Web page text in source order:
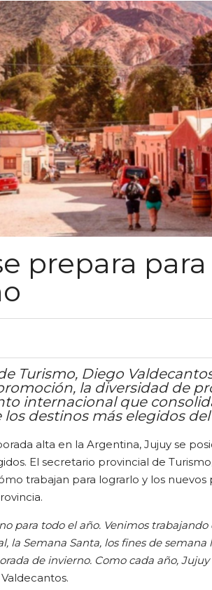
prepara
Turismo, Diego
la diversidad de
internacional que
destinos más elegidos del
alta en la Argentina, Jujuy se
El secretario provincial de
trabajan para lograrlo y los
para todo el año. Venimos
la Semana Santa, los fines de semana
de invierno. Como cada año,